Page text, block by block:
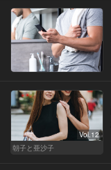
Vol.12
朝子と亜沙子